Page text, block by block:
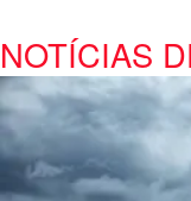
NOTÍCIAS